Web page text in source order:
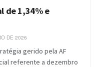
de 1,34% e
DE 2026
gerido pela AF
referente a dezembro